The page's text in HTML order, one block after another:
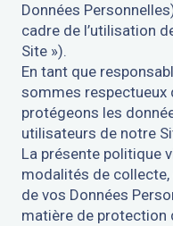
Données
cadre de l’utilisation
Site »).
En tant que
sommes respectueux
protégeons les
utilisateurs de notre
La présente politique
modalités de
de vos Données
matière de protection